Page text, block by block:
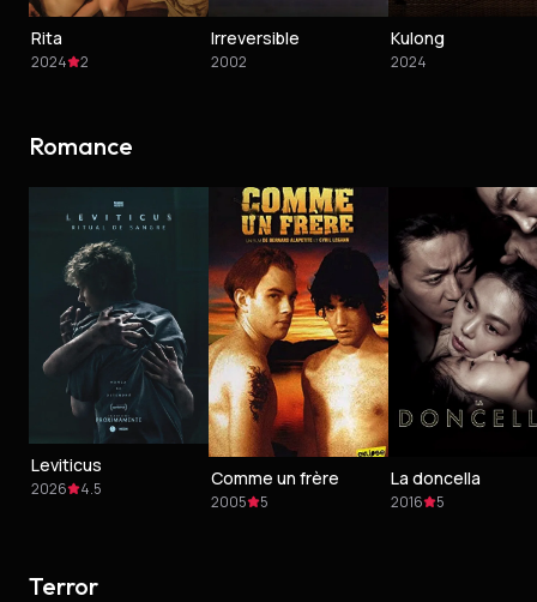
Rita
2024 2
Irreversible
2002
Kulong
2024
Romance
Leviticus
2026 4.5 Comme un frère
2005 5
La doncella
2016 5
Terror